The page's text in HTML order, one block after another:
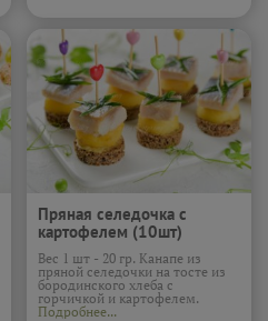
Пряная селедочка с
картофелем (10шт)
Вес 1 шт - 20 гр. Канапе из
пряной селедочки на тосте из
бородинского хлеба с
горчичкой и картофелем.
Подробнее...